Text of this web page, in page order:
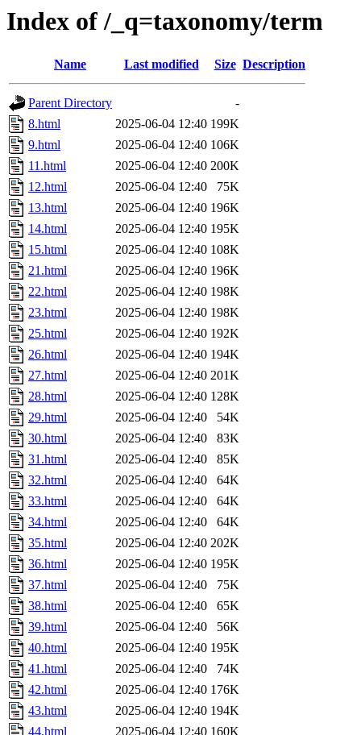
Index of /_q=taxonomy/term
Name Last modified Size Description
Parent Directory
-
8.html
2025-06-04 12:40 199K
9.html
2025-06-04 12:40 106K
11.html
2025-06-04 12:40 200K
12.html
2025-06-04 12:40
75K
13.html
2025-06-04 12:40 196K
14.html
2025-06-04 12:40 195K
15.html
2025-06-04 12:40 108K
21.html
2025-06-04 12:40 196K
22.html
2025-06-04 12:40 198K
23.html
2025-06-04 12:40 198K
25.html
2025-06-04 12:40 192K
26.html
2025-06-04 12:40 194K
27.html
2025-06-04 12:40 201K
28.html
2025-06-04 12:40 128K
29.html
2025-06-04 12:40
54K
30.html
2025-06-04 12:40
83K
31.html
2025-06-04 12:40
85K
32.html
2025-06-04 12:40
64K
33.html
2025-06-04 12:40
64K
34.html
2025-06-04 12:40
64K
35.html
2025-06-04 12:40 202K
36.html
2025-06-04 12:40 195K
37.html
2025-06-04 12:40
75K
38.html
2025-06-04 12:40
65K
39.html
2025-06-04 12:40
56K
40.html
2025-06-04 12:40 195K
41.html
2025-06-04 12:40
74K
42.html
2025-06-04 12:40 176K
43.html
2025-06-04 12:40 194K
44.html
2025-06-04 12:40 160K